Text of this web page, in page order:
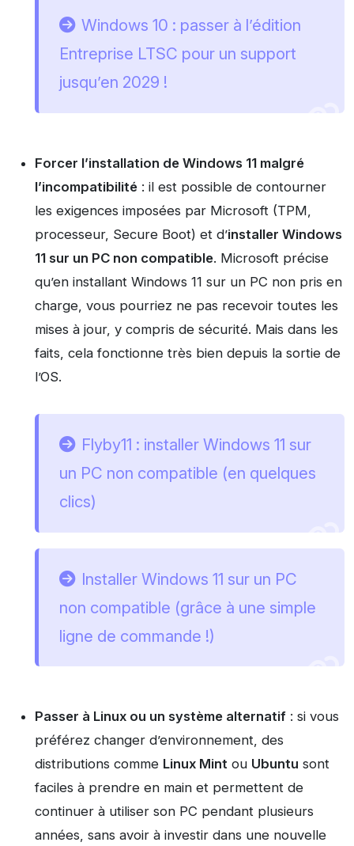
Windows 10 : passer à l’édition
Entreprise LTSC pour un support
jusqu’en 2029 !
Forcer l’installation de Windows 11 malgré
l’incompatibilité : il est possible de contourner
les exigences imposées par Microsoft (TPM,
processeur, Secure Boot) et d’installer Windows
11 sur un PC non compatible. Microsoft précise
qu’en installant Windows 11 sur un PC non pris en
charge, vous pourriez ne pas recevoir toutes les
mises à jour, y compris de sécurité. Mais dans les
faits, cela fonctionne très bien depuis la sortie de
l’OS.
Flyby11 : installer Windows 11 sur
un PC non compatible (en quelques
clics)
Installer Windows 11 sur un PC
non compatible (grâce à une simple
ligne de commande !)
Passer à Linux ou un système alternatif : si vous
préférez changer d’environnement, des
distributions comme Linux Mint ou Ubuntu sont
faciles à prendre en main et permettent de
continuer à utiliser son PC pendant plusieurs
années, sans avoir à investir dans une nouvelle